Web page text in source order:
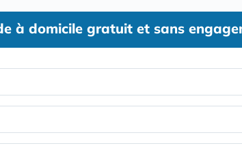
à domicile gratuit et sans